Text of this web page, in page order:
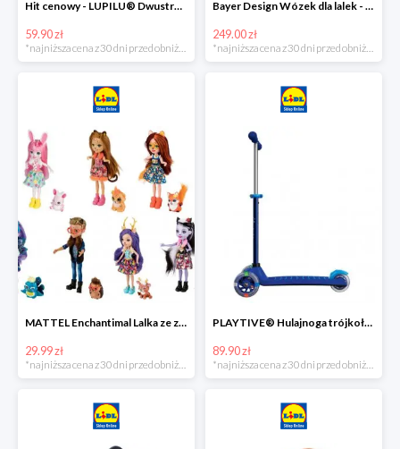
Hit cenowy - LUPILU® Dwustronna kurtka pikowana dziewczęca
59.90 zł
*najniższa cena z 30 dni przed obniżką
Bayer Design Wózek dla lalek - megazestaw
249.00 zł
*najniższa cena z 30 dni przed obniżką
MATTEL Enchantimal Lalka ze zwierzątkiem
29.99 zł
*najniższa cena z 30 dni przed obniżką
PLAYTIVE® Hulajnoga trójkołowa Tri Scooter z diodami LED
89.90 zł
*najniższa cena z 30 dni przed obniżką